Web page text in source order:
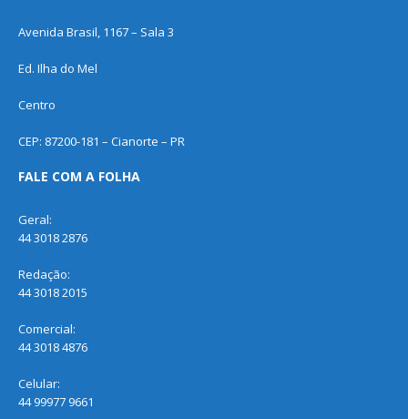
Avenida Brasil, 1167 – Sala 3
Ed. Ilha do Mel
Centro
CEP: 87200-181 – Cianorte – PR
FALE COM A FOLHA
Geral:
44 3018 2876
Redação:
44 3018 2015
Comercial:
44 3018 4876
Celular:
44 99977 9661